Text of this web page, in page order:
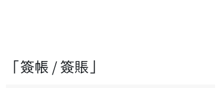
「簽帳 / 簽賬」